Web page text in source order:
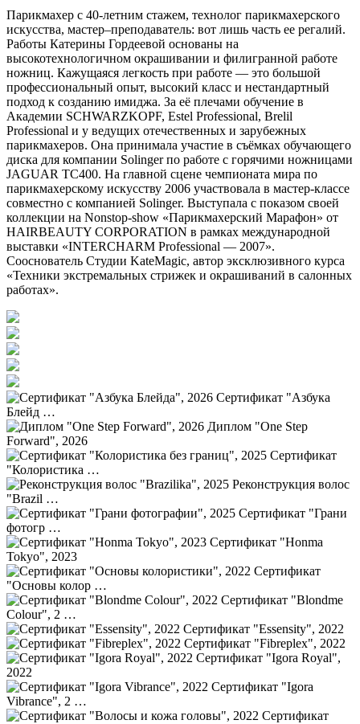
Парикмахер с 40-летним стажем, технолог парикмахерского
искусства, мастер–преподаватель: вот лишь часть ее регалий.
Работы Катерины Гордеевой основаны на
высокотехнологичном окрашивании и филигранной работе
ножниц. Кажущаяся легкость при работе — это большой
профессиональный опыт, высокий класс и нестандартный
подход к созданию имиджа. За её плечами обучение в
Академии SCHWARZKOPF, Estel Professional, Brelil
Professional и у ведущих отечественных и зарубежных
парикмахеров. Она принимала участие в съёмках обучающего
диска для компании Solinger по работе с горячими ножницами
JAGUAR TC400. На главной сцене чемпионата мира по
парикмахерскому искусству 2006 участвовала в мастер-классе
совместно с компанией Solinger. Выступала с показом своей
коллекции на Nonstop-show «Парикмахерский Марафон» от
HAIRBEAUTY CORPORATION в рамках международной
выставки «INTERCHARM Professional — 2007».
Сооснователь Студии KateMagic, автор эксклюзивного курса
«Техники экстремальных стрижек и окрашиваний в салонных
работах».
Сертификат "Азбука
Блейд …
Диплом "One Step
Forward", 2026
Сертификат
"Колористика …
Реконструкция волос
"Brazil …
Сертификат "Грани
фотогр …
Сертификат "Honma
Tokyo", 2023
Сертификат
"Основы колор …
Сертификат "Blondme
Colour", 2 …
Сертификат "Essensity", 2022
Сертификат "Fibreplex", 2022
Сертификат "Igora Royal",
2022
Сертификат "Igora
Vibrance", 2 …
Сертификат